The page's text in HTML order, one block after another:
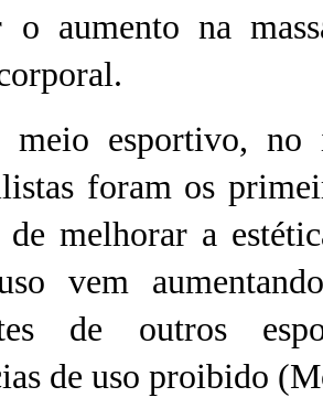
o aumento na
esportivo, no
foram os
melhorar a
vem
de outros
de uso proibido